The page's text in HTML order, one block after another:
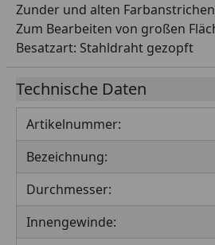
Zunder und alten Farbanstrichen
Zum Bearbeiten von großen
Besatzart: Stahldraht gezopft
Technische Daten
Artikelnummer:
Bezeichnung:
Durchmesser:
Innengewinde: